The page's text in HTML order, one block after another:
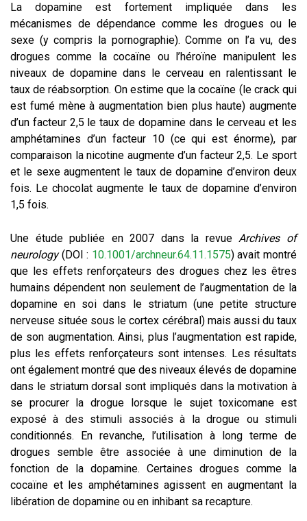
La dopamine est fortement impliquée dans les
mécanismes de dépendance comme les drogues ou le
sexe (y compris la pornographie). Comme on l’a vu, des
drogues comme la cocaïne ou l’héroïne manipulent les
niveaux de dopamine dans le cerveau en ralentissant le
taux de réabsorption. On estime que la cocaïne (le crack qui
est fumé mène à augmentation bien plus haute) augmente
d’un facteur 2,5 le taux de dopamine dans le cerveau et les
amphétamines d’un facteur 10 (ce qui est énorme), par
comparaison la nicotine augmente d’un facteur 2,5. Le sport
et le sexe augmentent le taux de dopamine d’environ deux
fois. Le chocolat augmente le taux de dopamine d’environ
1,5 fois.
Une étude publiée en 2007 dans la revueArchives of
neurology(DOI : 10.1001/archneur.64.11.1575) avait montré
que les effets renforçateurs des drogues chez les êtres
humains dépendent non seulement de l’augmentation de la
dopamine en soi dans le striatum (une petite structure
nerveuse située sous le cortex cérébral) mais aussi du taux
de son augmentation. Ainsi, plus l’augmentation est rapide,
plus les effets renforçateurs sont intenses. Les résultats
ont également montré que des niveaux élevés de dopamine
dans le striatum dorsal sont impliqués dans la motivation à
se procurer la drogue lorsque le sujet toxicomane est
exposé à des stimuli associés à la drogue ou stimuli
conditionnés. En revanche, l’utilisation à long terme de
drogues semble être associée à une diminution de la
fonction de la dopamine. Certaines drogues comme la
cocaïne et les amphétamines agissent en augmentant la
libération de dopamine ou en inhibant sa recapture.